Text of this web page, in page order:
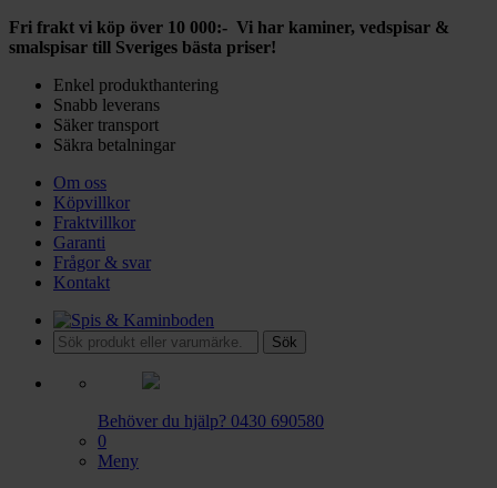
Fri frakt vi köp över 10 000:- Vi har kaminer, vedspisar &
smalspisar till Sveriges bästa priser!
Enkel produkthantering
Snabb leverans
Säker transport
Säkra betalningar
Om oss
Köpvillkor
Fraktvillkor
Garanti
Frågor & svar
Kontakt
Sök
Behöver du hjälp? 0430 690580
0
Meny